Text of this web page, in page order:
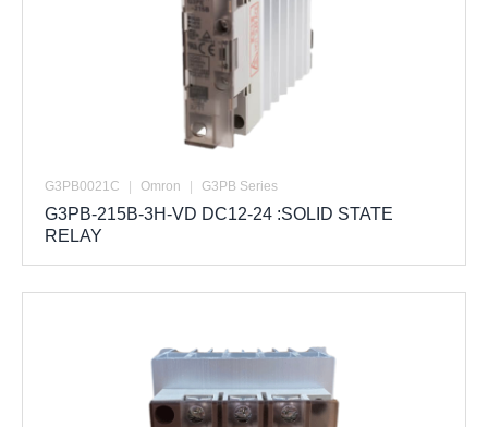
G3PB0021C | Omron | G3PB Series
G3PB-215B-3H-VD DC12-24 :SOLID STATE
RELAY